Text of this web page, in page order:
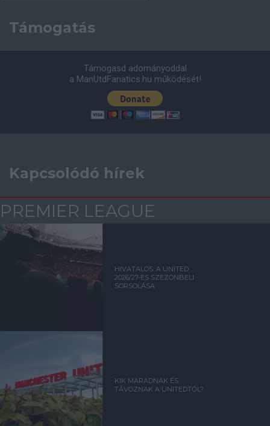
Támogatás
Támogasd adományoddal
a ManUtdFanatics.hu működését!
Kapcsolódó hírek
PREMIER LEAGUE
HIVATALOS: A UNITED
2026/27-ES SZEZONBELI
SORSOLÁSA
KIK MARADNAK ÉS
TÁVOZNAK A UNITEDTŐL?